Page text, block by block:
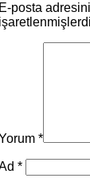
posta
*
*